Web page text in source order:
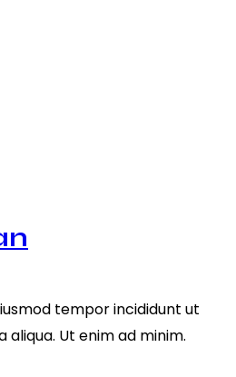
tempor incididunt ut
Ut enim ad minim.